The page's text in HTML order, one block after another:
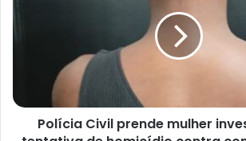
mulher
homicídio
contra
companheiro
Polícia Civil prende mulher